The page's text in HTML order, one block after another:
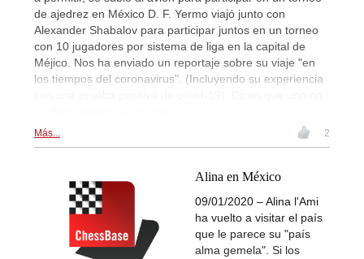
de ajedrez en México D. F. Yermo viajó junto con
Alexander Shabalov para participar juntos en un torneo
con 10 jugadores por sistema de liga en la capital de
Méjico. Nos ha enviado un reportaje sobre su viaje "en
los tiempos del coronavirus". (Incluyendo su experiencia
Más... 2
Alina en México
09/01/2020 – Alina l'Ami
ha vuelto a visitar el país
que le parece su "país
alma gemela". Si los